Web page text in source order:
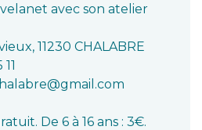
avec son atelier
11230 CHALABRE
De 6 à 16 ans : 3€.